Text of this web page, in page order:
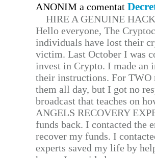
ANONIM a comentat
HIRE A GENUINE
Hello everyone, The
individuals have lost their
victim. Last October I was
invest in Crypto. I made
their instructions. For TWO
them all day, but I got no
broadcast that teaches on
ANGELS RECOVERY
funds back. I contacted the
recover my funds. I
experts saved my life by